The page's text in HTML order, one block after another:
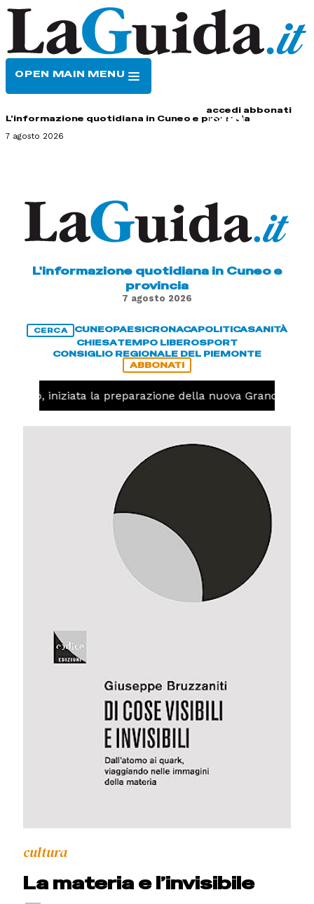
OPEN MAIN MENU
accedi abbonati
L'informazione quotidiana in Cuneo e provincia
7 agosto 2026
L'informazione quotidiana in Cuneo e
provincia
7 agosto 2026
CERCA CUNEOPAESICRONACAPOLITICASANITÀ
CHIESATEMPO LIBEROSPORT
CONSIGLIO REGIONALE DEL PIEMONTE
ABBONATI
iniziata la preparazione della nuova Granda Volley
cultura
La materia e l’invisibile